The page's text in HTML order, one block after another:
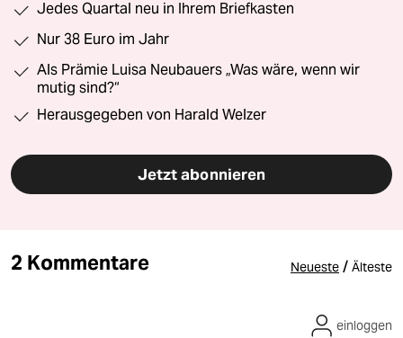
Jedes Quartal neu in Ihrem Briefkasten
Nur 38 Euro im Jahr
Als Prämie Luisa Neubauers „Was wäre, wenn wir
mutig sind?“
Herausgegeben von Harald Welzer
Jetzt abonnieren
2 Kommentare Neueste / Älteste
einloggen